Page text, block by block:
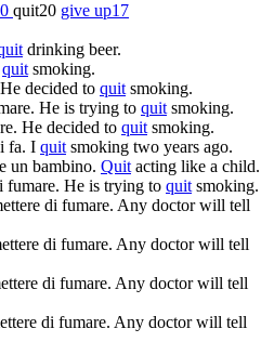
quit20 give up17
drinking beer.
quitsmoking.
He decided to quitsmoking.
He is trying to quitsmoking.
He decided to quitsmoking.
fa. I quitsmoking two years ago.
un bambino. Quitacting like a child.
fumare. He is trying to quitsmoking.
di fumare. Any doctor will tell
di fumare. Any doctor will tell
di fumare. Any doctor will tell
di fumare. Any doctor will tell